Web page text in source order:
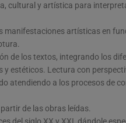
cultural y artística para
artísticas en
de los textos, integrando los
estéticos. Lectura con
atendiendo a los procesos de
de las obras leídas.